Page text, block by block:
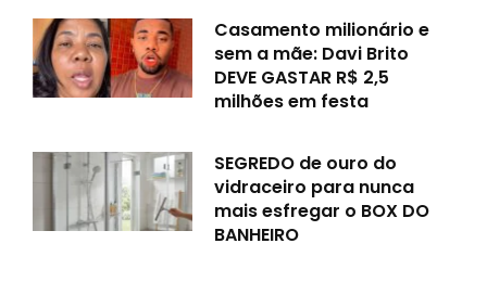
Casamento milionário e
sem a mãe: Davi Brito
DEVE GASTAR R$ 2,5
milhões em festa
SEGREDO de ouro do
vidraceiro para nunca
mais esfregar o BOX DO
BANHEIRO